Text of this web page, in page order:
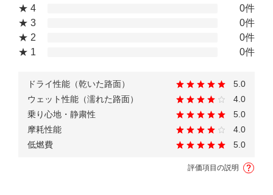
★ 4
0件
★ 3
0件
★ 2
0件
★ 1
0件
ドライ性能（乾いた路面）
5.0
ウェット性能（濡れた路面）
4.0
乗り心地・静粛性
5.0
摩耗性能
4.0
低燃費
5.0
評価項目の説明